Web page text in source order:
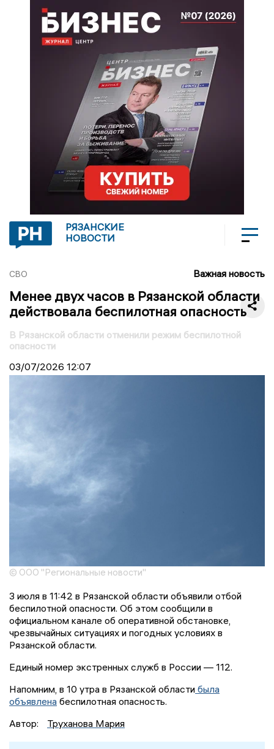
РЯЗАНСКИЕ
НОВОСТИ
СВО Важная новость
Менее двух часов в Рязанской области
действовала беспилотная опасность
В Рязанской области отменили режим беспилотной
опасности
03/07/2026 12:07
© ООО "Региональные новости"
3 июля в 11:42 в Рязанской области объявили отбой
беспилотной опасности. Об этом сообщили в
официальном канале об оперативной обстановке,
чрезвычайных ситуациях и погодных условиях в
Рязанской области.
Единый номер экстренных служб в России — 112.
Напомним, в 10 утра в Рязанской области была
объявлена беспилотная опасность.
Автор:
Труханова Мария